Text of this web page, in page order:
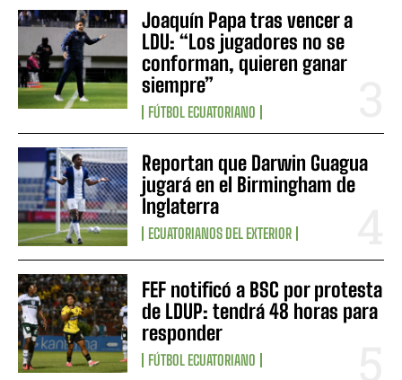
Joaquín Papa tras vencer a
LDU: “Los jugadores no se
conforman, quieren ganar
siempre”
FÚTBOL ECUATORIANO
Reportan que Darwin Guagua
jugará en el Birmingham de
Inglaterra
ECUATORIANOS DEL EXTERIOR
FEF notificó a BSC por protesta
de LDUP: tendrá 48 horas para
responder
FÚTBOL ECUATORIANO